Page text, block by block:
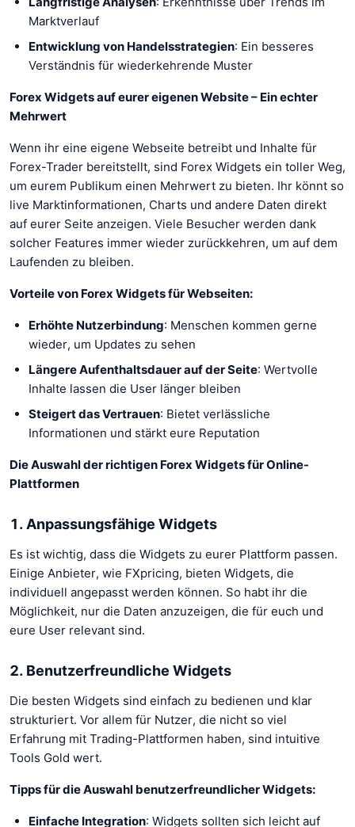
Marktverlauf
Entwicklung von Handelsstrategien: Ein besseres
Verständnis für wiederkehrende Muster
Forex Widgets auf eurer eigenen Website – Ein echter
Mehrwert
Wenn ihr eine eigene Webseite betreibt und Inhalte für
Forex-Trader bereitstellt, sind Forex Widgets ein toller Weg,
um eurem Publikum einen Mehrwert zu bieten. Ihr könnt so
live Marktinformationen, Charts und andere Daten direkt
auf eurer Seite anzeigen. Viele Besucher werden dank
solcher Features immer wieder zurückkehren, um auf dem
Laufenden zu bleiben.
Vorteile von Forex Widgets für Webseiten:
Erhöhte Nutzerbindung: Menschen kommen gerne
wieder, um Updates zu sehen
Längere Aufenthaltsdauer auf der Seite: Wertvolle
Inhalte lassen die User länger bleiben
Steigert das Vertrauen: Bietet verlässliche
Informationen und stärkt eure Reputation
Die Auswahl der richtigen Forex Widgets für Online-
Plattformen
1. Anpassungsfähige Widgets
Es ist wichtig, dass die Widgets zu eurer Plattform passen.
Einige Anbieter, wie FXpricing, bieten Widgets, die
individuell angepasst werden können. So habt ihr die
Möglichkeit, nur die Daten anzuzeigen, die für euch und
eure User relevant sind.
2. Benutzerfreundliche Widgets
Die besten Widgets sind einfach zu bedienen und klar
strukturiert. Vor allem für Nutzer, die nicht so viel
Erfahrung mit Trading-Plattformen haben, sind intuitive
Tools Gold wert.
Tipps für die Auswahl benutzerfreundlicher Widgets:
Einfache Integration: Widgets sollten sich leicht auf